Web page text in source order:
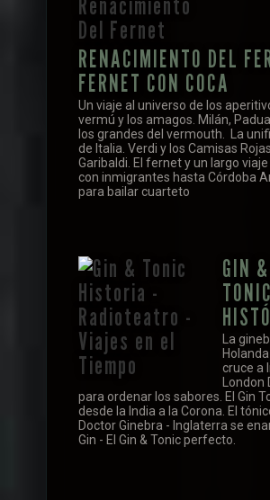
RENACIMIENTO DEL
FERNET CON COCA
Un viaje al universo de los
vermú y los amagos. Milán,
los grandes del vermouth. La
de Italia. Verdi y los Camisas
Garibaldi. El fernet y un largo
con inmigrantes hasta Córdoba
para bailar cuarteto
GIN &
TONIC
La
Holanda
cruce a
London
para ordenar los sabores. El Gin
desde la India a la Corona. El
Doctor Ginebra - Inglaterra se
Gin - El Gin & Tonic perfecto.